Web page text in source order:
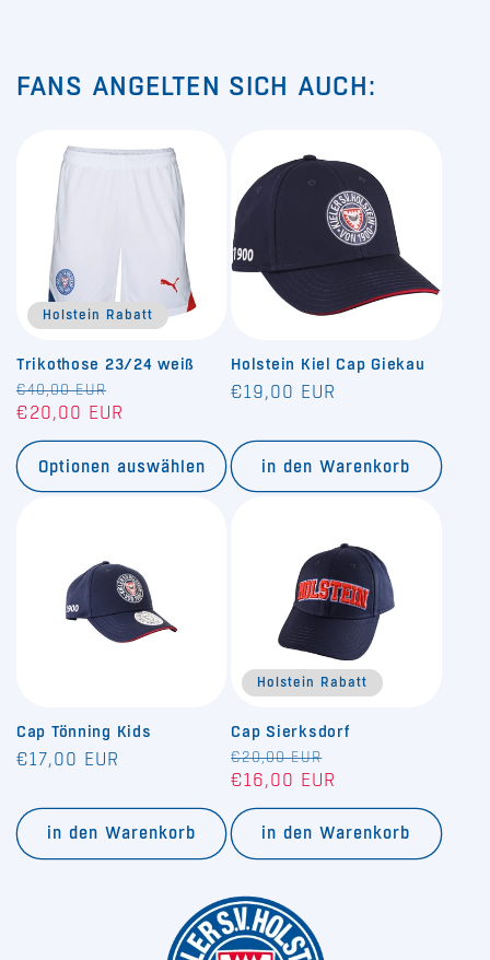
FANS ANGELTEN SICH AUCH:
Holstein Rabatt
Trikothose 23/24 weiß
Normaler
Preis
€40,00 EUR
Verkaufspreis
€20,00 EUR
Optionen auswählen
Holstein Kiel Cap Giekau
Normaler
€19,00 EUR
in den Warenkorb
Cap Tönning Kids
Normaler
€17,00 EUR
in den Warenkorb
Holstein Rabatt
Cap Sierksdorf
Normaler
Preis
€20,00 EUR
€16,00 EUR
in den Warenkorb